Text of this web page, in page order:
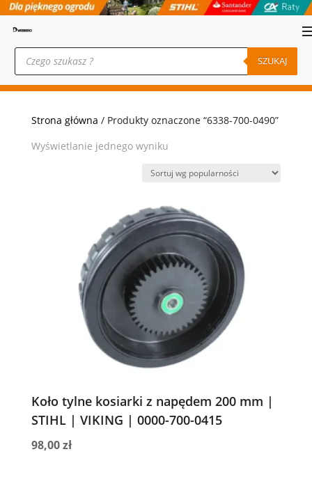
Wyszukiwarka
produktów SZUKAJ
Strona główna / Produkty oznaczone “6338-700-0490”
Wyświetlanie jednego wyniku
Koło tylne kosiarki z napędem 200 mm |
STIHL | VIKING | 0000-700-0415
98,00zł